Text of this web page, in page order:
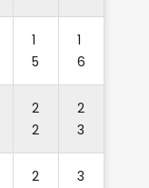
1
5
1
6
2
2
2
3
2
3